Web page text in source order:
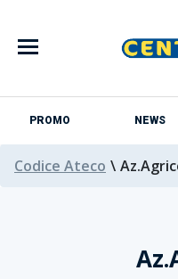
content
PROMO NEWS
Codice Ateco \